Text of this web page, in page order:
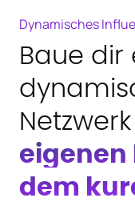
Dynamisches
Baue dir
eigenen
dem